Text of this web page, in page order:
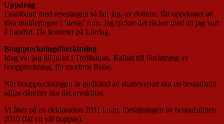
Uppdrag
I samband med resesängen så har jag, av dottern, fått uppdraget att
lösa möbleringen i ’deras’ rum. Jag tycker det räcker med att jag vart
å handlat. De kommer på Lördag.
Bouppteckningsförrättning
Idag var jag till jurist i Trollhättan. Kallad till förrättning av
bouppteckning, för morbror Rune.
När bouppteckningen är godkänd av skatteverket ska en bostadsrätt
säljas därefter ska det arvskiftas.
Vi åker på en deklaration 2011 i.o.m. försäljningen av bostadsrätten
2010 (får en väl hoppas).